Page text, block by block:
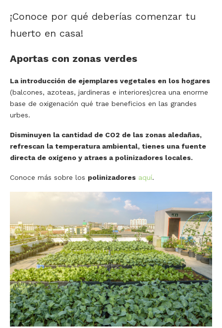
¡Conoce por qué deberías comenzar tu
huerto en casa!
Aportas con zonas verdes
La introducción de ejemplares vegetales en los hogares
(balcones, azoteas, jardineras e interiores)crea una enorme
base de oxigenación qué trae beneficios en las grandes
urbes.
Disminuyen la cantidad de CO2 de las zonas aledañas,
refrescan la temperatura ambiental, tienes una fuente
directa de oxígeno y atraes a polinizadores locales.
Conoce más sobre los polinizadores aquí.